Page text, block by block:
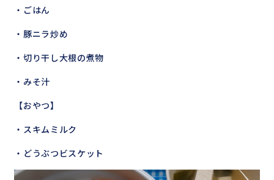
・ごはん
・豚ニラ炒め
・切り干し大根の煮物
・みそ汁
【おやつ】
・スキムミルク
・どうぶつビスケット